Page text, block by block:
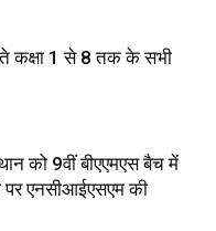
कक्षा 1 से 8 तक के सभी
को 9वीं बीएएमएस बैच में
एनसीआईएसएम की